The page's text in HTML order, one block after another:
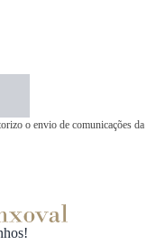
o envio de comunicações da